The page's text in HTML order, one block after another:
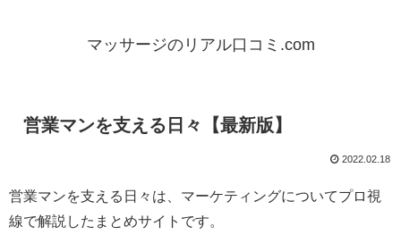
マッサージのリアル口コミ.com
営業マンを支える日々【最新版】
2022.02.18
営業マンを支える日々は、マーケティングについてプロ視
線で解説したまとめサイトです。